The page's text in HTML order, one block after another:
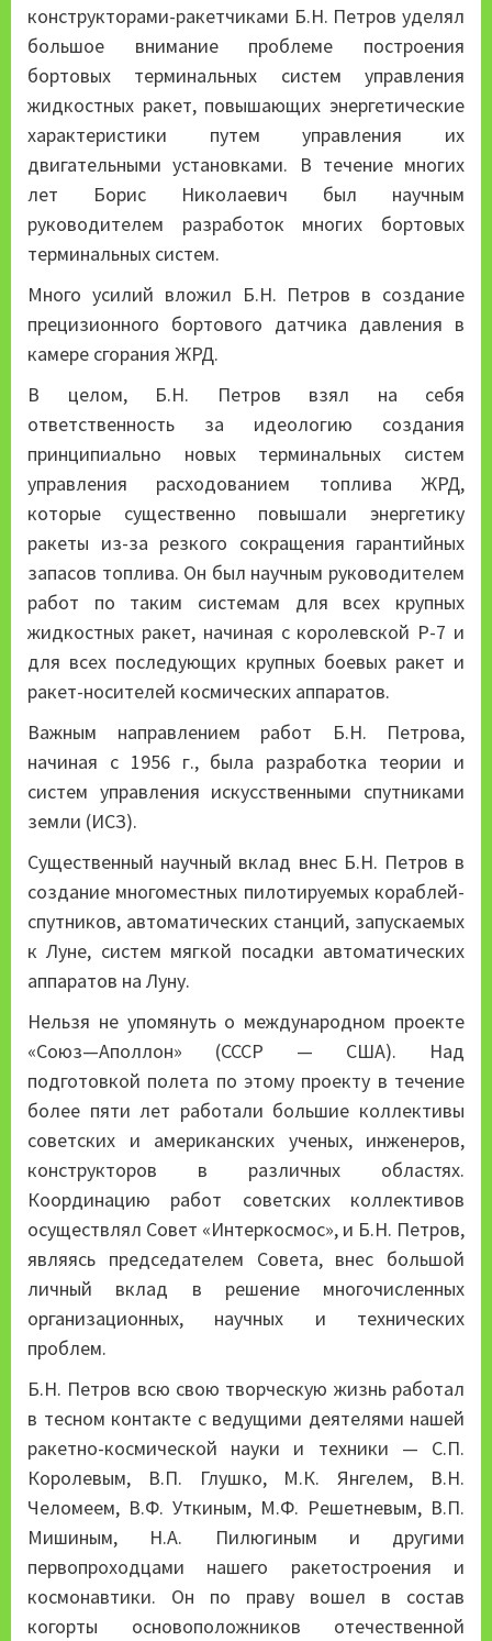
конструкторами-ракетчиками Б.Н. Петров уделял
большое внимание проблеме построения
бортовых терминальных систем управления
жидкостных ракет, повышающих энергетические
характеристики путем управления их
двигательными установками. В течение многих
лет Борис Николаевич был научным
руководителем разработок многих бортовых
терминальных систем.
Много усилий вложил Б.Н. Петров в создание
прецизионного бортового датчика давления в
камере сгорания ЖРД.
В целом, Б.Н. Петров взял на себя
ответственность за идеологию создания
принципиально новых терминальных систем
управления расходованием топлива ЖРД,
которые существенно повышали энергетику
ракеты из-за резкого сокращения гарантийных
запасов топлива. Он был научным руководителем
работ по таким системам для всех крупных
жидкостных ракет, начиная с королевской Р-7 и
для всех последующих крупных боевых ракет и
ракет-носителей космических аппаратов.
Важным направлением работ Б.Н. Петрова,
начиная с 1956 г., была разработка теории и
систем управления искусственными спутниками
земли (ИСЗ).
Существенный научный вклад внес Б.Н. Петров в
создание многоместных пилотируемых кораблей-
спутников, автоматических станций, запускаемых
к Луне, систем мягкой посадки автоматических
аппаратов на Луну.
Нельзя не упомянуть о международном проекте
«Союз—Аполлон» (СССР — США). Над
подготовкой полета по этому проекту в течение
более пяти лет работали большие коллективы
советских и американских ученых, инженеров,
конструкторов в различных областях.
Координацию работ советских коллективов
осуществлял Совет «Интеркосмос», и Б.Н. Петров,
являясь председателем Совета, внес большой
личный вклад в решение многочисленных
организационных, научных и технических
проблем.
Б.Н. Петров всю свою творческую жизнь работал
в тесном контакте с ведущими деятелями нашей
ракетно-космической науки и техники — С.П.
Королевым, В.П. Глушко, М.К. Янгелем, В.Н.
Челомеем, В.Ф. Уткиным, М.Ф. Решетневым, В.П.
Мишиным, Н.А. Пилюгиным и другими
первопроходцами нашего ракетостроения и
космонавтики. Он по праву вошел в состав
когорты основоположников отечественной